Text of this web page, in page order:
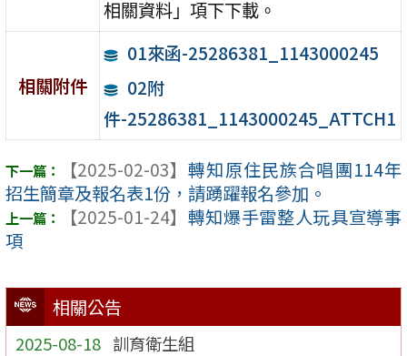
相關公告
2025-08-18 訓育衛生組
相關資料」項下下載。
相關附件
01來函-25286381_1143000245
02附
件-25286381_1143000245_ATTCH1
【2025-02-03】 轉知原住民族合唱團114年
招生簡章及報名表1份，請踴躍報名參加。
【2025-01-24】 轉知爆手雷整人玩具宣導事
項